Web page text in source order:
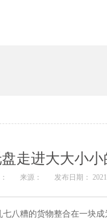
走进大大小小
来源： 发布日期：
糟的货物整合在一块成为